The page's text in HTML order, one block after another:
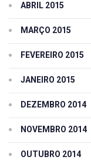
ABRIL 2015
MARÇO 2015
FEVEREIRO 2015
JANEIRO 2015
DEZEMBRO 2014
NOVEMBRO 2014
OUTUBRO 2014